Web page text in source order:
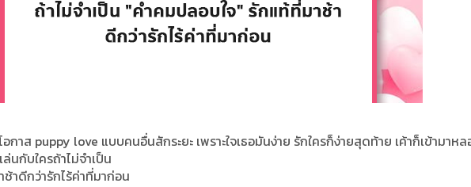
าส puppy love แบบคนอื่นสักระยะ เพราะใจเธอมันง่าย รักใครก็ง่ายสุดท้าย เค้าก็เข้ามาห
ล่นกับใครถ้าไม่จำเป็น
าดีกว่ารักไร้ค่าที่มาก่อน